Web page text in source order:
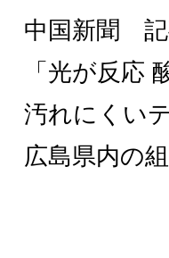
中国新聞 記
「光が反応
汚れにくい
広島県内の組